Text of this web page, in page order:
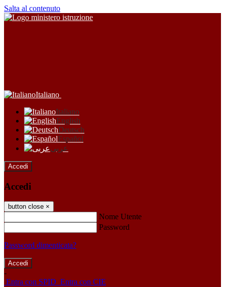
Salta al contenuto
Italiano
Italiano
English
Deutsch
Español
عربى
Accedi
Accedi
button close ×
Nome Utente
Password
Password dimenticata?
-
Entra con SPID Entra con CIE